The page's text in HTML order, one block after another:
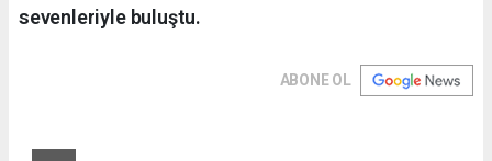
sevenleriyle buluştu.
ABONE OL